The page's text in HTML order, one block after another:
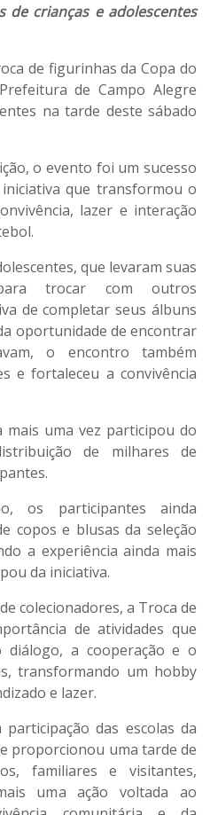
de crianças e adolescentes
de figurinhas da Copa do
de Campo Alegre
na tarde deste sábado
o evento foi um sucesso
que transformou o
lazer e interação
que levaram suas
trocar com outros
de completar seus álbuns
oportunidade de encontrar
o encontro também
e fortaleceu a convivência
uma vez participou do
de milhares de
os participantes ainda
copos e blusas da seleção
a experiência ainda mais
da iniciativa.
colecionadores, a Troca de
de atividades que
diálogo, a cooperação e o
transformando um hobby
e lazer.
das escolas da
proporcionou uma tarde de
familiares e visitantes,
uma ação voltada ao